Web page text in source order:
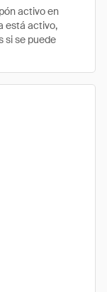
activo en
está activo,
si se puede